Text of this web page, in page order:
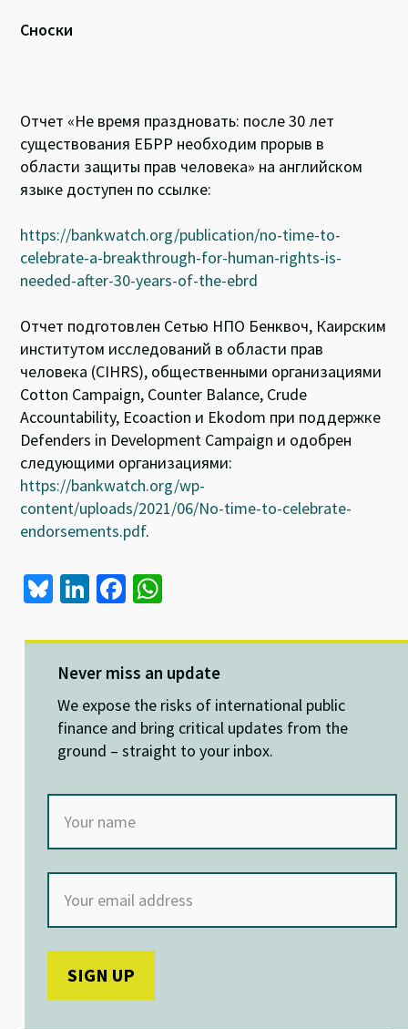
Сноски
Отчет «Не время праздновать: после 30 лет
существования ЕБРР необходим прорыв в
области защиты прав человека» на английском
языке доступен по ссылке:
https://bankwatch.org/publication/no-time-to-
celebrate-a-breakthrough-for-human-rights-is-
needed-after-30-years-of-the-ebrd
Отчет подготовлен Сетью НПО Бенквоч, Каирским
институтом исследований в области прав
человека (CIHRS), общественными организациями
Cotton Campaign, Counter Balance, Crude
Accountability, Ecoaction и Ekodom при поддержке
Defenders in Development Campaign и одобрен
следующими организациями:
https://bankwatch.org/wp-
content/uploads/2021/06/No-time-to-celebrate-
endorsements.pdf.
Bl
es
ky
Li
ke
dI
n
Fa
b
o
o
k
at
sA
p
p
Never miss an update
We expose the risks of international public
finance and bring critical updates from the
ground – straight to your inbox.